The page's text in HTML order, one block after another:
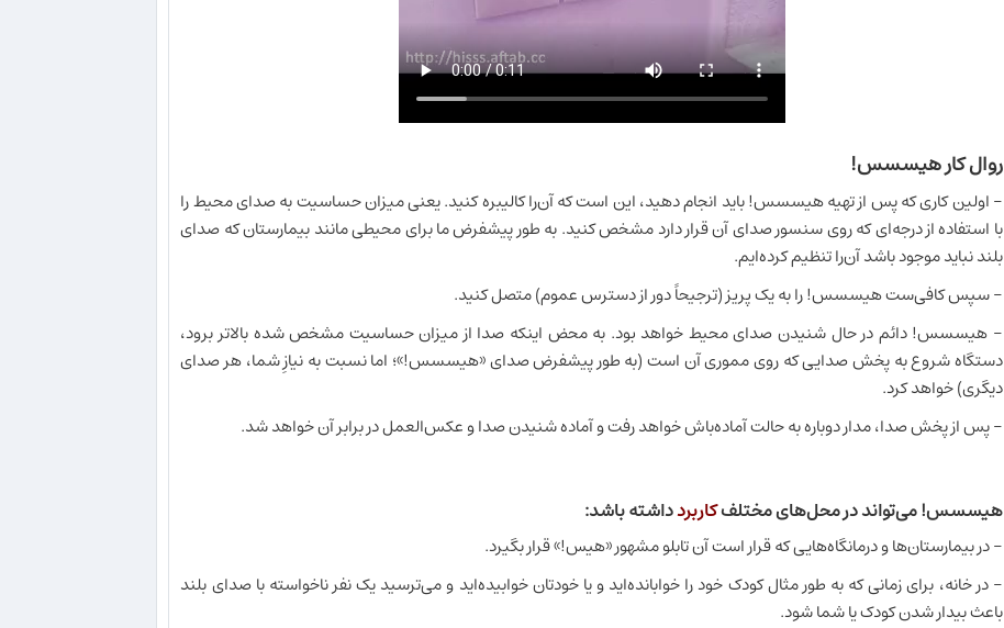
روال کار هیسسس!
- اولین کاری که پس از تهیه هیسسس! باید انجام دهید، این است که آن‌را کالیبره کنید. یعنی میزان حساسیت به صدای محیط را
با استفاده از درجه‌ای که روی سنسور صدای آن قرار دارد مشخص کنید. به طور پیشفرض ما برای محیطی مانند بیمارستان که صدای
بلند نباید موجود باشد آن‌را تنظیم کرده‌ایم.
- سپس کافی‌ست هیسسس! را به یک پریز (ترجیحاً دور از دسترس عموم) متصل کنید.
- هیسسس! دائم در حال شنیدن صدای محیط خواهد بود. به محض اینکه صدا از میزان حساسیت مشخص شده بالاتر برود،
دستگاه شروع به پخش صدایی که روی مموری آن است (به طور پیشفرض صدای «هیسسس!»؛ اما نسبت به نیازِ شما، هر صدای
دیگری) خواهد کرد.
- پس از پخش صدا، مدار دوباره به حالت آماده‌باش خواهد رفت و آماده شنیدن صدا و عکس‌العمل در برابر آن خواهد شد.
هیسسس! می‌تواند در محل‌های مختلفکاربردداشته باشد:
- در بیمارستان‌ها و درمانگاه‌هایی که قرار است آن تابلو مشهور «هیس!» قرار بگیرد.
- در خانه، برای زمانی که به طور مثال کودک خود را خوابانده‌اید و یا خودتان خوابیده‌اید و می‌ترسید یک نفر ناخواسته با صدای بلند
باعث بیدار شدن کودک یا شما شود.